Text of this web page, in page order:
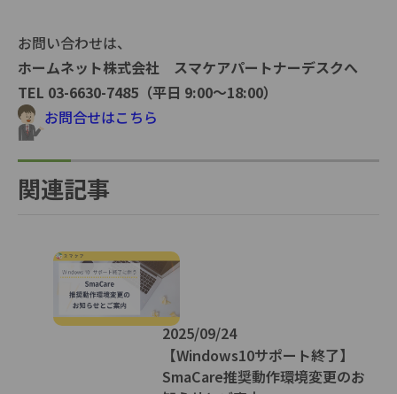
お問い合わせは、
ホームネット株式会社 スマケアパートナーデスクへ
TEL 03-6630-7485（平日 9:00〜18:00）
お問合せはこちら
関連記事
2025/09/24
【Windows10サポート終了】
SmaCare推奨動作環境変更のお